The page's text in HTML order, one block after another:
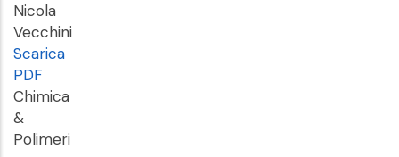
Nicola
Vecchini
Scarica
PDF
Chimica
&
Polimeri